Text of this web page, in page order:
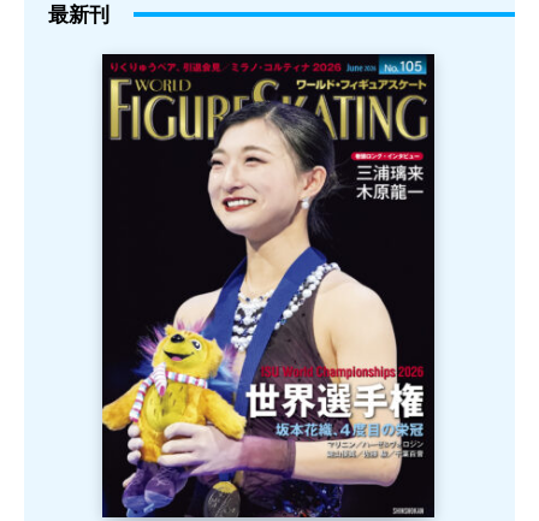
最新刊